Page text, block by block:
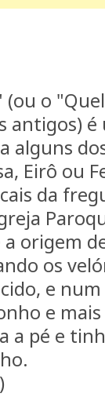
o
antigos)
alguns
Eirô ou
da
origem
os
e
e
a pé e
)